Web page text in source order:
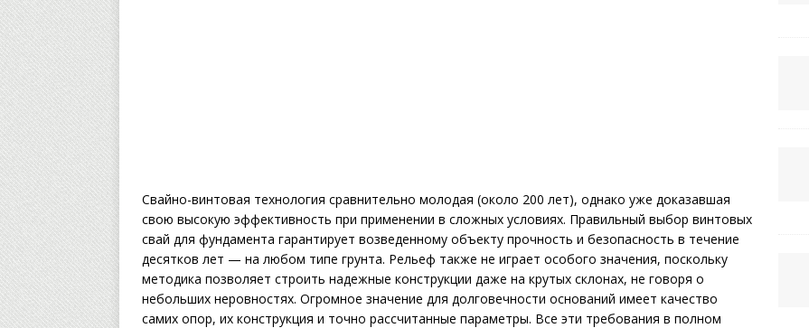
Свайно-винтовая технология сравнительно молодая (около 200 лет), однако уже доказавшая
свою высокую эффективность при применении в сложных условиях. Правильный выбор винтовых
свай для фундамента гарантирует возведенному объекту прочность и безопасность в течение
десятков лет — на любом типе грунта. Рельеф также не играет особого значения, поскольку
методика позволяет строить надежные конструкции даже на крутых склонах, не говоря о
небольших неровностях. Огромное значение для долговечности оснований имеет качество
самих опор, их конструкция и точно рассчитанные параметры. Все эти требования в полном